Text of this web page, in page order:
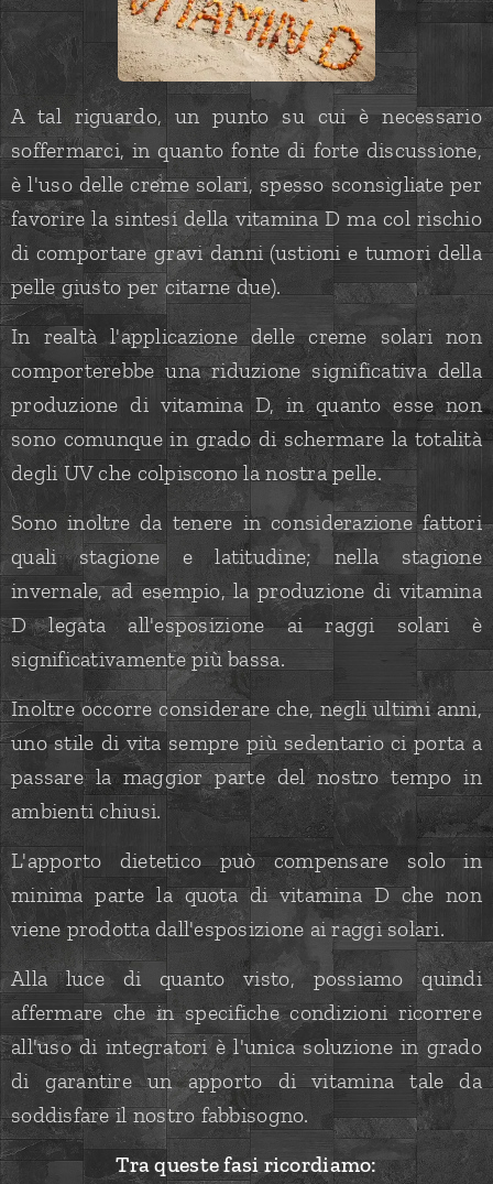
A tal riguardo, un punto su cui è necessario
soffermarci, in quanto fonte di forte discussione,
è l'uso delle creme solari, spesso sconsigliate per
favorire la sintesi della vitamina D ma col rischio
di comportare gravi danni (ustioni e tumori della
pelle giusto per citarne due).
In realtà l'applicazione delle creme solari non
comporterebbe una riduzione significativa della
produzione di vitamina D, in quanto esse non
sono comunque in grado di schermare la totalità
degli UV che colpiscono la nostra pelle.
Sono inoltre da tenere in considerazione fattori
quali stagione e latitudine; nella stagione
invernale, ad esempio, la produzione di vitamina
D legata all'esposizione ai raggi solari è
significativamente più bassa.
Inoltre occorre considerare che, negli ultimi anni,
uno stile di vita sempre più sedentario ci porta a
passare la maggior parte del nostro tempo in
ambienti chiusi.
L'apporto dietetico può compensare solo in
minima parte la quota di vitamina D che non
viene prodotta dall'esposizione ai raggi solari.
Alla luce di quanto visto, possiamo quindi
affermare che in specifiche condizioni ricorrere
all'uso di integratori è l'unica soluzione in grado
di garantire un apporto di vitamina tale da
soddisfare il nostro fabbisogno.
Tra queste fasi ricordiamo: